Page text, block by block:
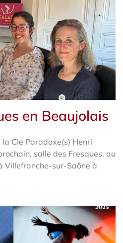
en Beaujolais
la Cie Paradoxe(s) Henri
salle des Fresques, au
Villefranche-sur-Saône à